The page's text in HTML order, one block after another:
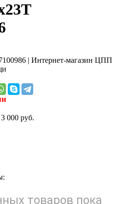
3 000 руб.
товаров пока